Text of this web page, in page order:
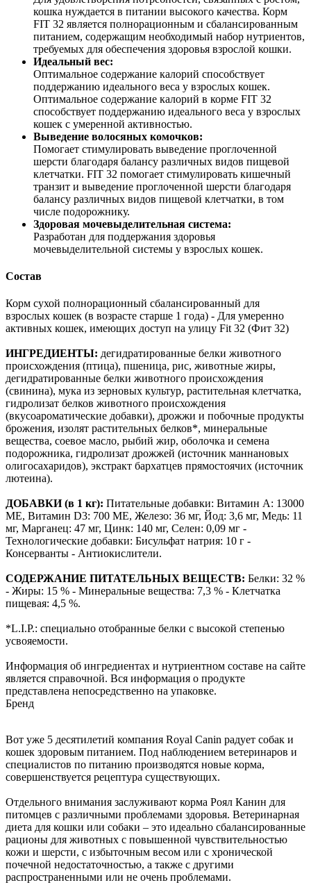
кошка нуждается в питании высокого качества. Корм
FIT 32 является полнорационным и сбалансированным
питанием, содержащим необходимый набор нутриентов,
требуемых для обеспечения здоровья взрослой кошки.
Идеальный вес:
Оптимальное содержание калорий способствует
поддержанию идеального веса у взрослых кошек.
Оптимальное содержание калорий в корме FIT 32
способствует поддержанию идеального веса у взрослых
кошек с умеренной активностью.
Выведение волосяных комочков:
Помогает стимулировать выведение проглоченной
шерсти благодаря балансу различных видов пищевой
клетчатки. FIT 32 помогает стимулировать кишечный
транзит и выведение проглоченной шерсти благодаря
балансу различных видов пищевой клетчатки, в том
числе подорожнику.
Здоровая мочевыделительная система:
Разработан для поддержания здоровья
мочевыделительной системы у взрослых кошек.
Состав
Корм сухой полнорационный сбалансированный для
взрослых кошек (в возрасте старше 1 года) - Для умеренно
активных кошек, имеющих доступ на улицу Fit 32 (Фит 32)
ИНГРЕДИЕНТЫ: дегидратированные белки животного
происхождения (птица), пшеница, рис, животные жиры,
дегидратированные белки животного происхождения
(свинина), мука из зерновых культур, растительная клетчатка,
гидролизат белков животного происхождения
(вкусоароматические добавки), дрожжи и побочные продукты
брожения, изолят растительных белков*, минеральные
вещества, соевое масло, рыбий жир, оболочка и семена
подорожника, гидролизат дрожжей (источник мaннановых
олигосахаридов), экстракт бархатцев прямостоячих (источник
лютеина).
ДОБАВКИ (в 1 кг): Питательные добавки: Витамин A: 13000
ME, Витамин D3: 700 ME, Железо: 36 мг, Йод: 3,6 мг, Медь: 11
мг, Марганец: 47 мг, Цинк: 140 мг, Ceлeн: 0,09 мг -
Технологические добавки: Бисульфат натрия: 10 г -
Консерванты - Антиокислители.
СОДЕРЖАНИЕ ПИТАТЕЛЬНЫХ ВЕЩЕСТВ: Белки: 32 %
- Жиры: 15 % - Минеральные вещества: 7,3 % - Клетчатка
пищевая: 4,5 %.
*L.I.P.: специально отобранные белки с высокой степенью
усвояемости.
Информация об ингредиентах и нутриентном составе на сайте
является справочной. Вся информация о продукте
представлена непосредственно на упаковке.
Бренд
Вот уже 5 десятилетий компания Royal Canin радует собак и
кошек здоровым питанием. Под наблюдением ветеринаров и
специалистов по питанию производятся новые корма,
совершенствуется рецептура существующих.
Отдельного внимания заслуживают корма Роял Канин для
питомцев с различными проблемами здоровья. Ветеринарная
диета для кошки или собаки – это идеально сбалансированные
рационы для животных с повышенной чувствительностью
кожи и шерсти, с избыточным весом или с хронической
почечной недостаточностью, а также с другими
распространенными или не очень проблемами.